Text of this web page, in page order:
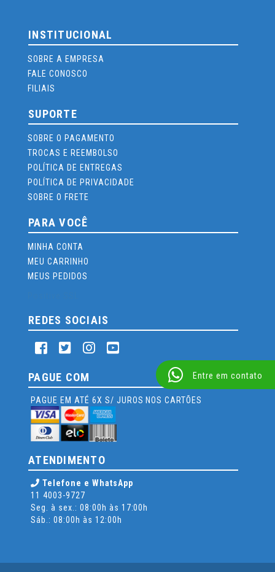
INSTITUCIONAL
SOBRE A EMPRESA
FALE CONOSCO
FILIAIS
SUPORTE
SOBRE O PAGAMENTO
TROCAS E REEMBOLSO
POLÍTICA DE ENTREGAS
POLÍTICA DE PRIVACIDADE
SOBRE O FRETE
PARA VOCÊ
MINHA CONTA
MEU CARRINHO
MEUS PEDIDOS
REDES SOCIAIS
PAGUE COM
PAGUE EM ATÉ 6X S/ JUROS NOS CARTÕES
ATENDIMENTO
Telefone e WhatsApp
11 4003-9727
Seg. à sex.: 08:00h às 17:00h
Sáb.: 08:00h às 12:00h
Entre em contato